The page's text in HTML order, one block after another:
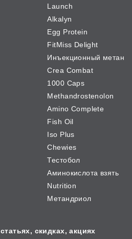
Launch
Alkalyn
Egg Protein
FitMiss Delight
Инъекционный метан
Crea Combat
1000 Caps
Methandrostenolon
Amino Complete
Fish Oil
Iso Plus
Chewies
Тестобол
Аминокислота взять
Nutrition
Метандриол
статьях, скидках, акциях